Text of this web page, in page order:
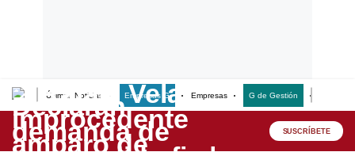
Últimas Noticias Empresas G Empresas G de Gestión
Lo último
Peru Quiosco SUSCRÍBETE